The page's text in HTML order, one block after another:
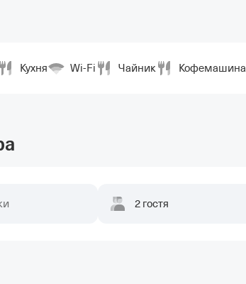
Кухня Wi-Fi Чайник Кофемашина
2 гостя